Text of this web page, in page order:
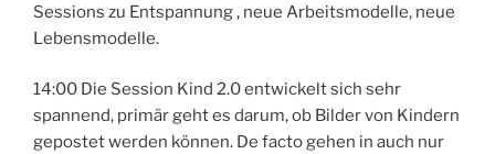
Sessions zu Entspannung , neue Arbeitsmodelle, neue
Lebensmodelle.
14:00 Die Session Kind 2.0 entwickelt sich sehr
spannend, primär geht es darum, ob Bilder von Kindern
gepostet werden können. De facto gehen in auch nur